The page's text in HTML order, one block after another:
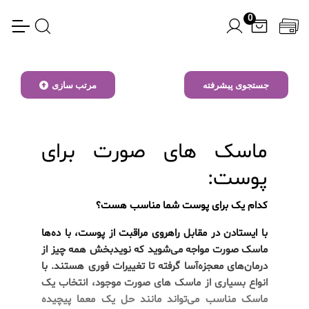
0
جستجوی پیشرفته مرتب سازی
ماسک های صورت برای
پوست:
کدام یک برای پوست شما مناسب هست؟
با ایستادن در مقابل راهروی مراقبت از پوست، با ده‌ها
ماسک صورت مواجه می‌شوید که نویدبخش همه چیز از
درمان‌های معجزه‌آسا گرفته تا تغییرات فوری هستند. با
انواع بسیاری از ماسک های صورت موجود، انتخاب یک
ماسک مناسب می‌تواند مانند حل یک معما پیچیده